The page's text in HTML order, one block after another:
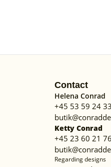
Contact
Helena Conrad
+45 53 59 24 33
Ketty Conrad
+45 23 60 21 76
Regarding designs